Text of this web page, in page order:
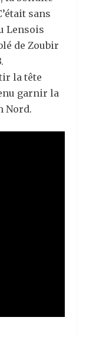
sans
Lensois
de Zoubir
la tête
garnir la
Nord.